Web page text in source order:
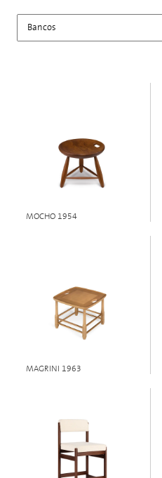
MOCHO 1954
MAGRINI 1963